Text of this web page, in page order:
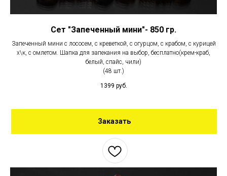
Сет "Запеченный мини"- 850 гр.
Запеченный мини с лососем, с креветкой, с огурцом, с крабом, с курицей
х\к, с омлетом. Шапка для запекания на выбор, бесплатно(крем-краб,
белый, спайс, чили)
(48 шт.)
1399 руб.
Заказать